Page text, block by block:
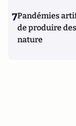
7Pandémies
de produire
nature